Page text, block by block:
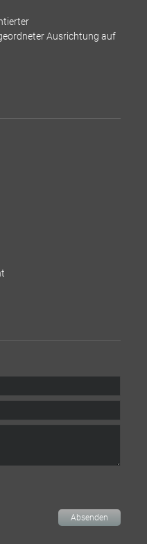
Ausrichtung auf
Absenden